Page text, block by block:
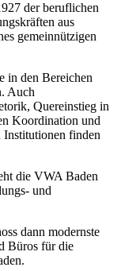
der beruflichen
aus
gemeinnützigen
in den Bereichen
Auch
Quereinstieg in
Koordination und
finden
die VWA Baden
und
dann modernste
Büros für die